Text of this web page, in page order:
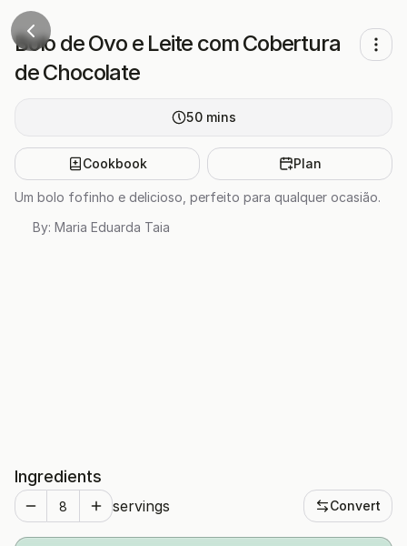
Bolo de Ovo e Leite com Cobertura
de Chocolate
50 mins
Cookbook Plan
Um bolo fofinho e delicioso, perfeito para qualquer ocasião.
By: Maria Eduarda Taia
Ingredients
servings Convert